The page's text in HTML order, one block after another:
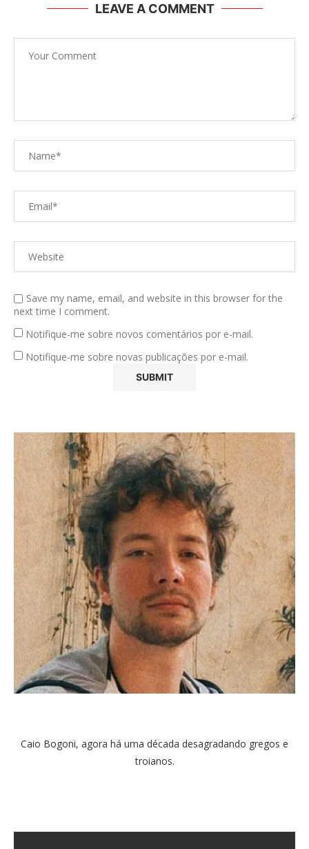
LEAVE A COMMENT
Save my name, email, and website in this browser for the
next time I comment.
Notifique-me sobre novos comentários por e-mail.
Notifique-me sobre novas publicações por e-mail.
Caio Bogoni, agora há uma década desagradando gregos e
troianos.